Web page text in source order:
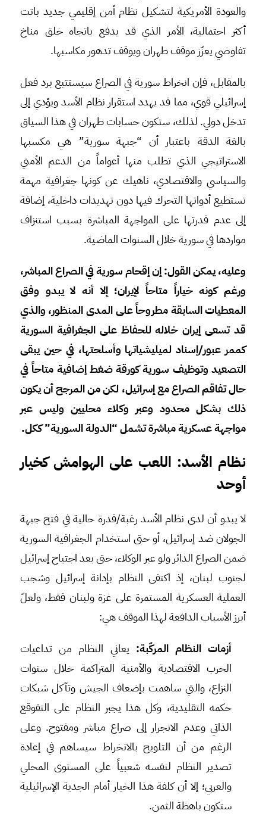
والعودة الأمريكية لتشكيل نظام أمن إقليمي جديد باتت
أكثر احتمالية، الأمر الذي قد يدفع باتجاه خلق مناخ
تفاوضي يعزّز موقف طهران ويوقف تدهور مكاسبها.
بالمقابل، فإن انخراط سورية في الصراع سيستتبع برد فعل
إسرائيلي قوي، مما قد يهدد استقرار نظام الأسد ويؤدي إلى
تدخل دولي. لذلك، ستكون حسابات طهران في هذا السياق
بالغة الدقة باعتبار أن “جبهة سورية” هي مكسبها
الاستراتيجي الذي تطلب منها أعواماً من الدعم الأمني
والسياسي والاقتصادي، ناهيك عن كونها جغرافية مهمة
تستطيع أدواتها التحرك فيها دون تهديدات داخلية، إضافة
إلى عدم قدرتها على المواجهة المباشرة بسبب استنزاف
مواردها في سورية خلال السنوات الماضية.
وعليه، يمكن القول: إن إقحام سورية في الصراع المباشر،
ورغم كونه خياراً متاحاً لإيران؛ إلا أنه لا يبدو وفق
المعطيات السابقة مطروحاً على المدى المنظور، والذي
قد تسعى إيران خلاله للحفاظ على الجغرافية السورية
كممر عبور/إسناد لميليشياتها وأسلحتها، في حين يبقى
التصعيد وتوظيف سورية كورقة ضغط إضافية متاحاً في
حال تفاقم الصراع مع إسرائيل، لكن من المرجح أن يكون
ذلك بشكل محدود وعبر وكلاء محليين وليس عبر
مواجهة عسكرية مباشرة تشمل “الدولة السورية” ككل.
نظام الأسد: اللعب على الهوامش كخيار
أوحد
لا يبدو أن لدى نظام الأسد رغبة/قدرة حالية في فتح جبهة
الجولان ضد إسرائيل، أو حتى استخدام الجغرافية السورية
ضمن الصراع الدائر ولو عبر الوكلاء، حتى بعد اجتياح إسرائيل
لجنوب لبنان، إذ اكتفى النظام بإدانة إسرائيل وشجب
العملية العسكرية المستمرة على غزة ولبنان فقط، ولعلّ
أبرز الأسباب الدافعة لهذا الموقف هي:
أزمات النظام المركّبة: يعاني النظام من تداعيات
الحرب الاقتصادية والأمنية المتراكمة خلال سنوات
النزاع، والتي ساهمت بإضعاف الجيش وتآكل شبكات
حكمه التقليدية، وكل هذا يجبر النظام على التقوقع
الذاتي وعدم الانجرار إلى صراع مباشر ومفتوح. وعلى
الرغم من أن التلويح بالانخراط سيساهم في إعادة
تصدير النظام لنفسه شعبياً على المستوى المحلي
والعربي؛ إلا أن كلفة هذا الخيار أمام الجدية الإسرائيلية
ستكون باهظة الثمن.